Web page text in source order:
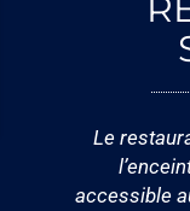
Le
accessible